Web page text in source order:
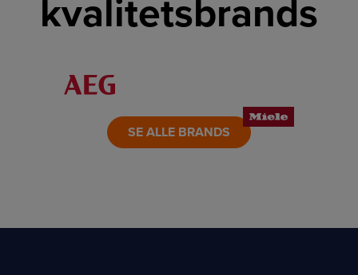
kvalitetsbrands
LINK
SE ALLE BRANDS